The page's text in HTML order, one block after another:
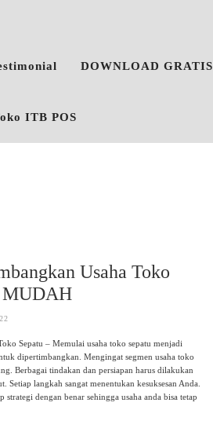
DOWNLOAD GRATIS
ITB POS
Usaha Toko
MUDAH
Sepatu – Memulai usaha toko sepatu menjadi
dipertimbangkan. Mengingat segmen usaha toko
Berbagai tindakan dan persiapan harus dilakukan
Setiap langkah sangat menentukan kesuksesan Anda.
strategi dengan benar sehingga usaha anda bisa tetap